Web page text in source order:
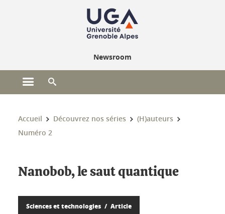
Newsroom
Ouvrir le menu principal
Vous êtes ici :
Accueil Découvrez nos séries
(H)auteurs
Numéro 2
Nanobob, le saut quantique
Sciences et technologies Article